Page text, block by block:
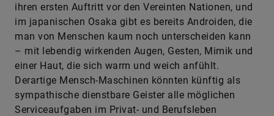
ihren ersten Auftritt vor den Vereinten Nationen, und
im japanischen Osaka gibt es bereits Androiden, die
man von Menschen kaum noch unterscheiden kann
– mit lebendig wirkenden Augen, Gesten, Mimik und
einer Haut, die sich warm und weich anfühlt.
Derartige Mensch-Maschinen könnten künftig als
sympathische dienstbare Geister alle möglichen
Serviceaufgaben im Privat- und Berufsleben